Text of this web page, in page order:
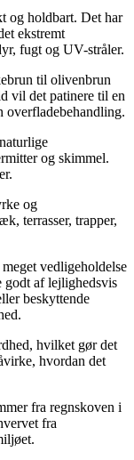
og holdbart. Det har
ekstremt
fugt og UV-stråler.
til olivenbrun
vil det patinere til en
overfladebehandling.
og skimmel.
og
terrasser, trapper,
vedligeholdelse
godt af lejlighedsvis
beskyttende
hvilket gør det
hvordan det
fra regnskoven i
fra